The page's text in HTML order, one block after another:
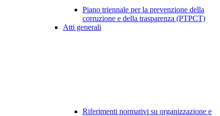
Piano triennale per la prevenzione della
corruzione e della trasparenza (PTPCT)
Atti generali
Riferimenti normativi su organizzazione e